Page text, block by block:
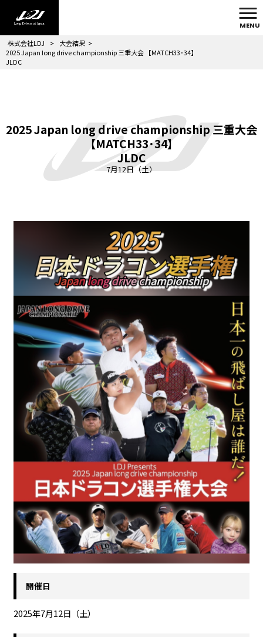
MENU
株式会社LDJ
> 大会結果 >
2025 Japan long drive championship 三重大会 【MATCH33･34】
JLDC
2025 Japan long drive championship 三重大会
【MATCH33･34】
JLDC
7月12日（土）
開催日
2025年7月12日（土）